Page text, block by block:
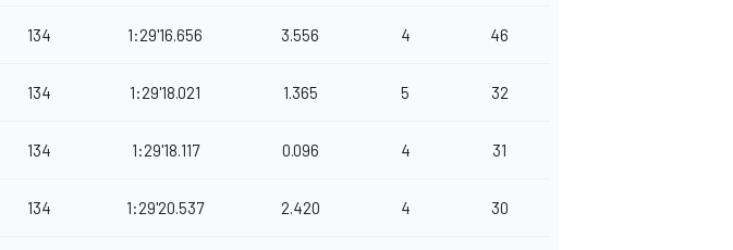
134 1:29'16.656 3.556 4 46
134 1:29'18.021 1.365 5 32
134 1:29'18.117 0.096 4 31
134 1:29'20.537 2.420 4 30